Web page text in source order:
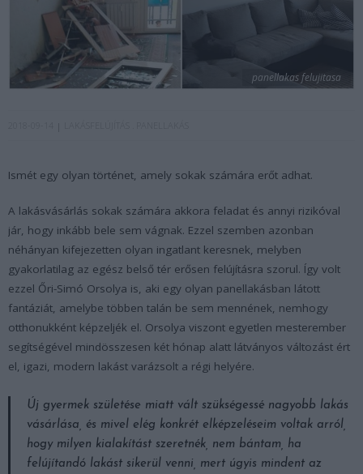
panellakas felujitasa
Ismét egy olyan történet, amely sokak számára erőt adhat.
A lakásvásárlás sokak számára akkora feladat és annyi rizikóval
jár, hogy inkább bele sem vágnak. Ezzel szemben azonban
néhányan kifejezetten olyan ingatlant keresnek, melyben
gyakorlatilag az egész belső tér erősen felújításra szorul. Így volt
ezzel Őri-Simó Orsolya is, aki egy olyan panellakásban látott
fantáziát, amelybe többen talán be sem mennének, nemhogy
otthonukként képzeljék el. Orsolya viszont egyetlen mesterember
segítségével mindösszesen két hónap alatt látványos változást ért
el, igazi, modern lakást varázsolt a régi helyére.
Új gyermek születése miatt vált szükségessé nagyobb lakás
vásárlása, és mivel elég konkrét elképzeléseim voltak arról,
hogy milyen kialakítást szeretnék, nem bántam, ha
felújítandó lakást sikerül venni, mert úgyis mindent az